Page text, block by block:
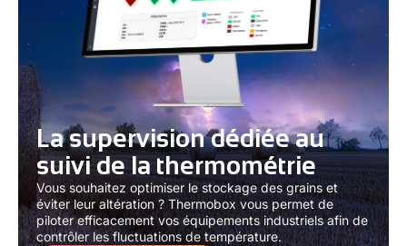
La supervision dédiée au
suivi de la thermométrie
Vous souhaitez optimiser le stockage des grains et
éviter leur altération ? Thermobox vous permet de
piloter efficacement vos équipements industriels afin de
contrôler les fluctuations de température.